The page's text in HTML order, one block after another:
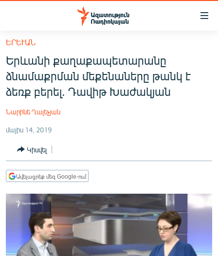
Մատչելիության
հիմնական
բովանդակությանը
Անցնել
հիմնական
մենյուին
ՀԱՅԱՍՏԱՆ
ՔԱՂԱՔԱԿԱՆ
ՏՆՏԵՍՈՒԹՅՈՒՆ
ՂԱՐԱԲԱՂ
ՏԱՐԱԾԱՇՐՋԱՆ
ՄԻՋԱԶԳԱՅԻՆ
ՄՇԱԿՈՒՅԹ
ԵՐԵՒԱՆ
Երևանի քաղաքապետարանը
ձնամաքրման մեքենաները թանկ է
ձեռք բերել. Դավիթ Խաժակյան
Նարինե Ղալեչյան
մայիս 14, 2019
Կիսվել
Ավելացրեք մեզ Google-ում